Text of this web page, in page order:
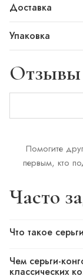
Доставка
Упаковка
Отзывы
Помогите
первым, кто
Часто
Что такое
Чем серьги-
классических